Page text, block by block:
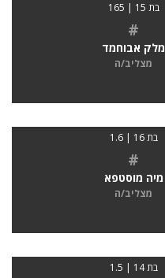
בת 15 | 165
#
מלק אבוחמד
מצליב/ה
בת 16 | 1.6
#
מיה מוסטפא
מצליב/ה
בת 14 | 1.5